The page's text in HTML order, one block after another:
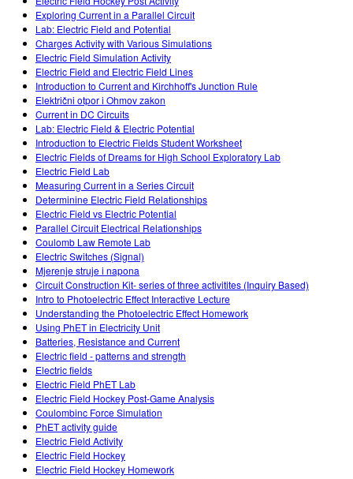
Exploring Current in a Parallel Circuit
Lab: Electric Field and Potential
Charges Activity with Various Simulations
Electric Field Simulation Activity
Electric Field and Electric Field Lines
Introduction to Current and Kirchhoff's Junction Rule
Električni otpor i Ohmov zakon
Current in DC Circuits
Lab: Electric Field & Electric Potential
Introduction to Electric Fields Student Worksheet
Electric Fields of Dreams for High School Exploratory Lab
Electric Field Lab
Measuring Current in a Series Circuit
Determinine Electric Field Relationships
Electric Field vs Electric Potential
Parallel Circuit Electrical Relationships
Coulomb Law Remote Lab
Electric Switches (Signal)
Mjerenje struje i napona
Circuit Construction Kit- series of three activitites (Inquiry Based)
Intro to Photoelectric Effect Interactive Lecture
Understanding the Photoelectric Effect Homework
Using PhET in Electricity Unit
Batteries, Resistance and Current
Electric field - patterns and strength
Electric fields
Electric Field PhET Lab
Electric Field Hockey Post-Game Analysis
Coulombinc Force Simulation
PhET activity guide
Electric Field Activity
Electric Field Hockey
Electric Field Hockey Homework